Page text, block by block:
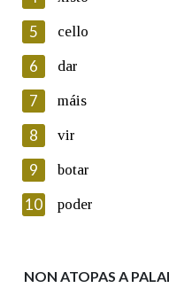
Lin e acepto as
Introduce o código que
Texto de verificación
5 cello
6 dar
7 máis
8 vir
9 botar
10 poder
NON ATOPAS A